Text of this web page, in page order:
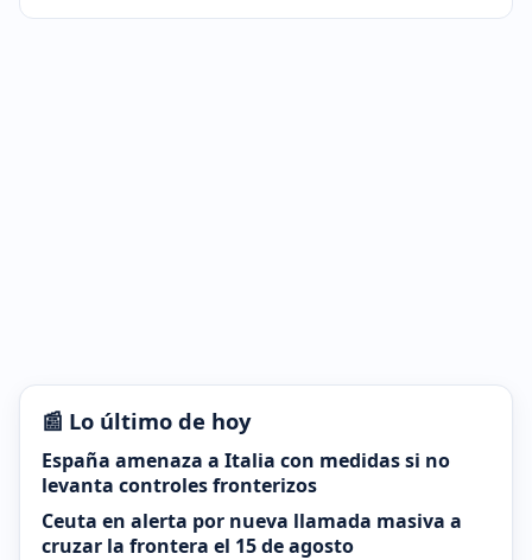
📰 Lo último de hoy
España amenaza a Italia con medidas si no
levanta controles fronterizos
Ceuta en alerta por nueva llamada masiva a
cruzar la frontera el 15 de agosto